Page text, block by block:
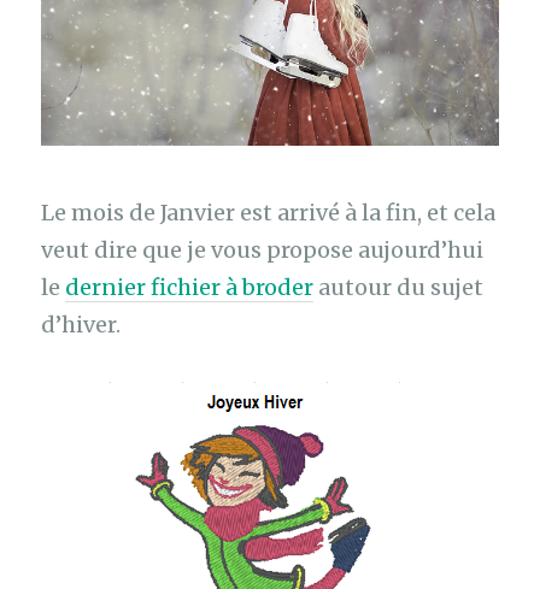
Le mois de Janvier est arrivé à la fin, et cela
veut dire que je vous propose aujourd’hui
le dernier fichier à broder autour du sujet
d’hiver.